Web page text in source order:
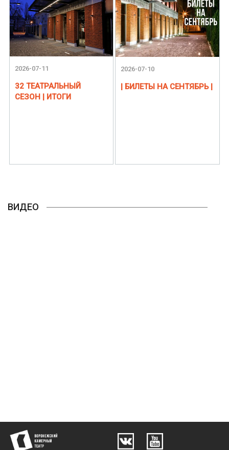
2026-07-11
32 ТЕАТРАЛЬНЫЙ
СЕЗОН | ИТОГИ
2026-07-10
| БИЛЕТЫ НА СЕНТЯБРЬ |
ВИДЕО